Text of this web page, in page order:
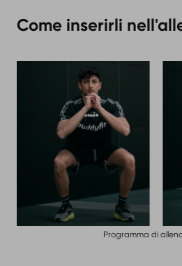
Come inserirli
Programma di